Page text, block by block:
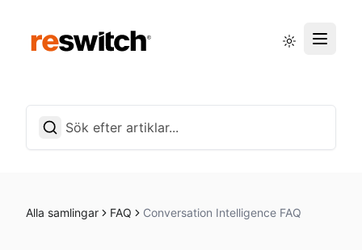
Svenska
Alla samlingar FAQ Conversation Intelligence FAQ